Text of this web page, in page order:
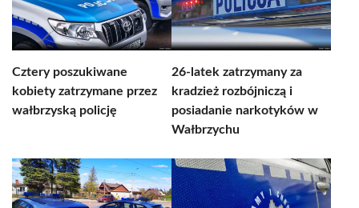
Cztery poszukiwane
kobiety zatrzymane przez
wałbrzyską policję
26-latek zatrzymany za
kradzież rozbójniczą i
posiadanie narkotyków w
Wałbrzychu